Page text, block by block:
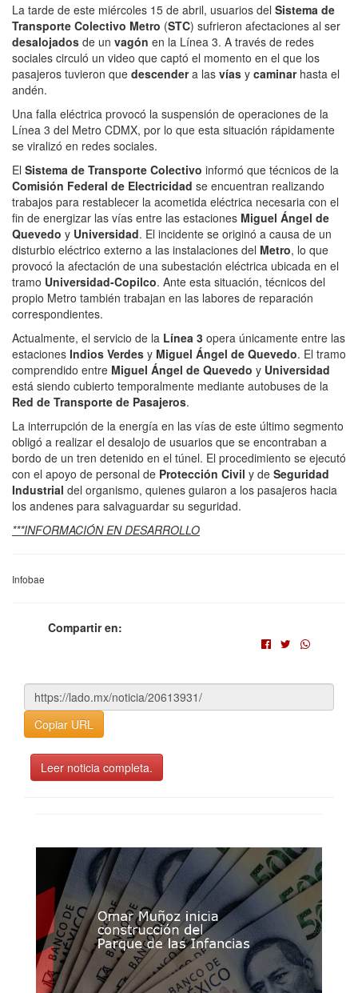
La tarde de este miércoles 15 de abril, usuarios del Sistema de
Transporte Colectivo Metro (STC) sufrieron afectaciones al ser
desalojados de un vagón en la Línea 3. A través de redes
sociales circuló un video que captó el momento en el que los
pasajeros tuvieron que descendera las vías y caminar hasta el
andén.
Una falla eléctrica provocó la suspensión de operaciones de la
Línea 3 del Metro CDMX, por lo que esta situación rápidamente
se viralizó en redes sociales.
El Sistema de Transporte Colectivo informó que técnicos de la
Comisión Federal de Electricidad se encuentran realizando
trabajos para restablecer la acometida eléctrica necesaria con el
fin de energizar las vías entre las estaciones Miguel Ángel de
Quevedo y Universidad. El incidente se originó a causa de un
disturbio eléctrico externo a las instalaciones del Metro, lo que
provocó la afectación de una subestación eléctrica ubicada en el
tramo Universidad-Copilco. Ante esta situación, técnicos del
propio Metro también trabajan en las labores de reparación
correspondientes.
Actualmente, el servicio de la Línea 3 opera únicamente entre las
estaciones Indios Verdes y Miguel Ángel de Quevedo. El tramo
comprendido entre Miguel Ángel de Quevedo y Universidad
está siendo cubierto temporalmente mediante autobuses de la
Red de Transporte de Pasajeros.
La interrupción de la energía en las vías de este último segmento
obligó a realizar el desalojo de usuarios que se encontraban a
bordo de un tren detenido en el túnel. El procedimiento se ejecutó
con el apoyo de personal de Protección Civil y de Seguridad
Industrial del organismo, quienes guiaron a los pasajeros hacia
los andenes para salvaguardar su seguridad.
***INFORMACIÓN EN DESARROLLO
Infobae
Compartir en:
Copiar URL
Leer noticia completa.